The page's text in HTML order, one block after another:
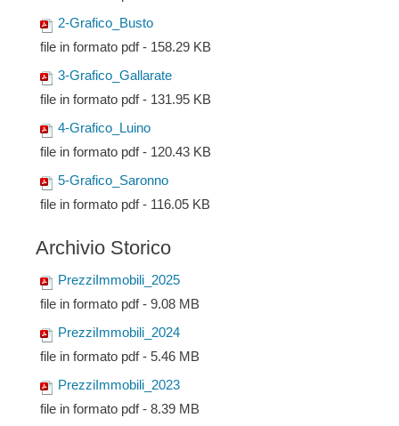
2-Grafico_Busto
file in formato pdf - 158.29 KB
3-Grafico_Gallarate
file in formato pdf - 131.95 KB
4-Grafico_Luino
file in formato pdf - 120.43 KB
5-Grafico_Saronno
file in formato pdf - 116.05 KB
Archivio Storico
PrezziImmobili_2025
file in formato pdf - 9.08 MB
PrezziImmobili_2024
file in formato pdf - 5.46 MB
PrezziImmobili_2023
file in formato pdf - 8.39 MB